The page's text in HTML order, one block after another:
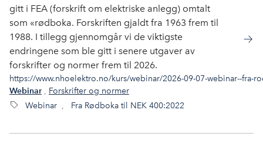
gitt i FEA (forskrift om elektriske anlegg) omtalt
som «rødboka. Forskriften gjaldt fra 1963 frem til
1988. I tillegg gjennomgår vi de viktigste
endringene som ble gitt i senere utgaver av
forskrifter og normer frem til 2026.
https://www.nhoelektro.no/kurs/webinar/2026-09-07-webinar--fra-
Webinar , Forskrifter og normer
Webinar , Fra Rødboka til NEK 400:2022